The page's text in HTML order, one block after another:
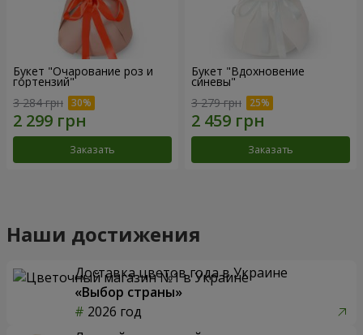
Букет "Очарование роз и
гортензий"
3 284 грн
Заказать
Букет "Вдохновение
синевы"
3 279 грн
Заказать
Наши достижения
Доставка цветов года в Украине
«Выбор страны»
2026 год